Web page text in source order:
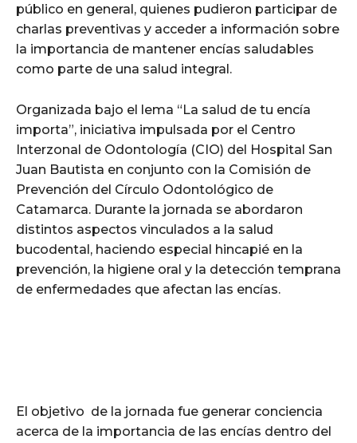
público en general, quienes pudieron participar de
charlas preventivas y acceder a información sobre
la importancia de mantener encías saludables
como parte de una salud integral.
Organizada bajo el lema “La salud de tu encía
importa”, iniciativa impulsada por el Centro
Interzonal de Odontología (CIO) del Hospital San
Juan Bautista en conjunto con la Comisión de
Prevención del Círculo Odontológico de
Catamarca. Durante la jornada se abordaron
distintos aspectos vinculados a la salud
bucodental, haciendo especial hincapié en la
prevención, la higiene oral y la detección temprana
de enfermedades que afectan las encías.
El objetivo de la jornada fue generar conciencia
acerca de la importancia de las encías dentro del